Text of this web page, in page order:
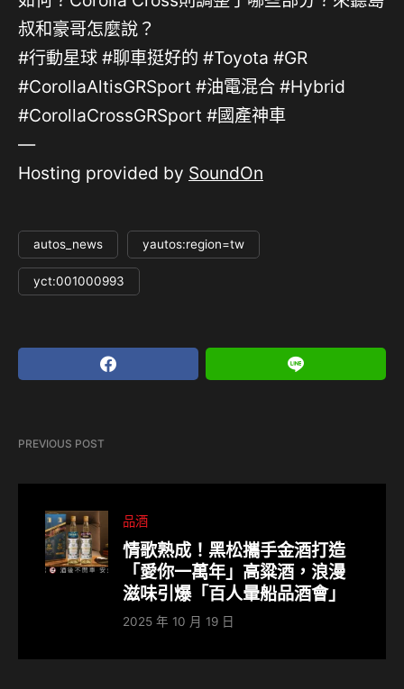
叔和豪哥怎麼說？
#行動星球 #聊車挺好的 #Toyota #GR
#CorollaAltisGRSport #油電混合 #Hybrid
#CorollaCrossGRSport #國產神車
—
Hosting provided by SoundOn
autos_news yautos:region=tw
yct:001000993
PREVIOUS POST
品酒
情歌熟成！黑松攜手金酒打造
「愛你一萬年」高粱酒，浪漫
滋味引爆「百人暈船品酒會」
2025 年 10 月 19 日